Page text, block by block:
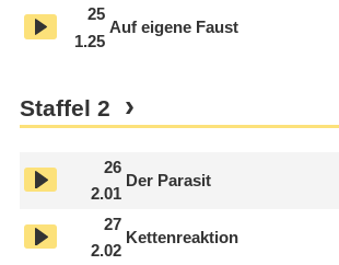
25
1.25
Auf eigene Faust
Staffel 2
26
2.01
Der Parasit
27
2.02
Kettenreaktion